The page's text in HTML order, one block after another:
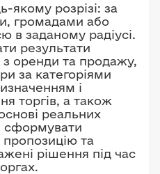
якому розрізі: за
громадами або
в заданому радіусі.
результати
з оренди та продажу,
за категоріями
і
торгів, а також
реальних
пропозицію та
рішення під час